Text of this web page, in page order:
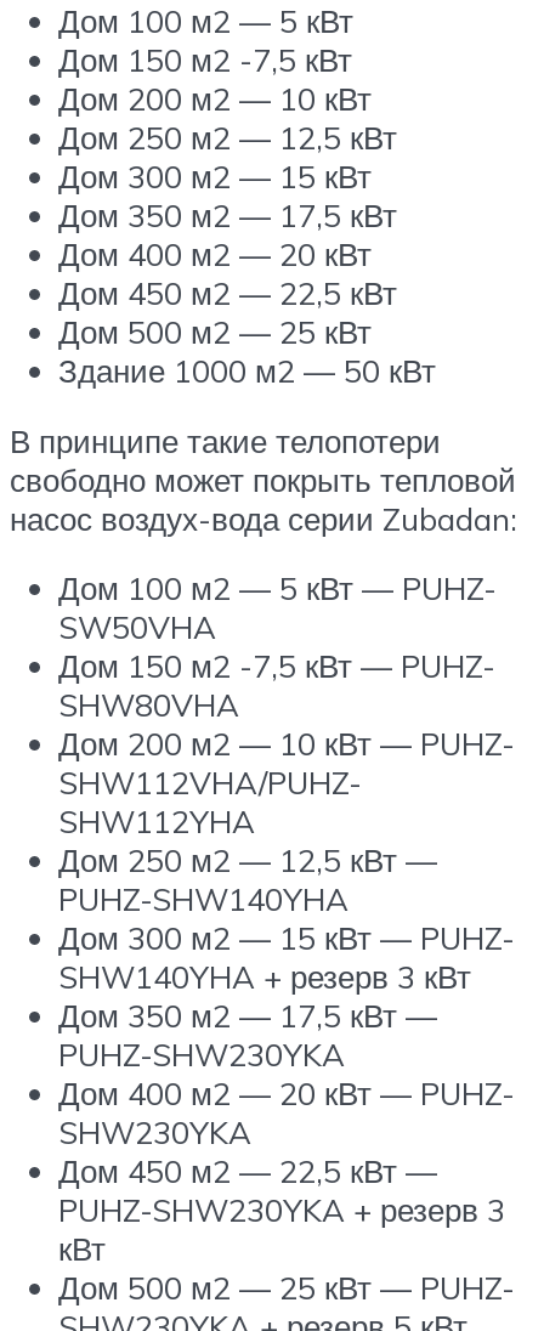
Дом 100 м2 — 5 кВт
Дом 150 м2 -7,5 кВт
Дом 200 м2 — 10 кВт
Дом 250 м2 — 12,5 кВт
Дом 300 м2 — 15 кВт
Дом 350 м2 — 17,5 кВт
Дом 400 м2 — 20 кВт
Дом 450 м2 — 22,5 кВт
Дом 500 м2 — 25 кВт
Здание 1000 м2 — 50 кВт
В принципе такие телопотери
свободно может покрыть тепловой
насос воздух-вода серии Zubadan:
Дом 100 м2 — 5 кВт — PUHZ-
SW50VHA
Дом 150 м2 -7,5 кВт — PUHZ-
SHW80VHA
Дом 200 м2 — 10 кВт — PUHZ-
SHW112VHA/PUHZ-
SHW112YHA
Дом 250 м2 — 12,5 кВт —
PUHZ-SHW140YHA
Дом 300 м2 — 15 кВт — PUHZ-
SHW140YHA + резерв 3 кВт
Дом 350 м2 — 17,5 кВт —
PUHZ-SHW230YKA
Дом 400 м2 — 20 кВт — PUHZ-
SHW230YKA
Дом 450 м2 — 22,5 кВт —
PUHZ-SHW230YKA + резерв 3
кВт
Дом 500 м2 — 25 кВт — PUHZ-